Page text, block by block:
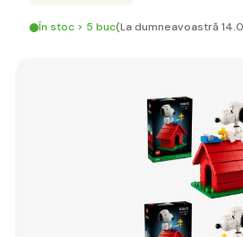
În stoc > 5 buc(La dumneavoastră